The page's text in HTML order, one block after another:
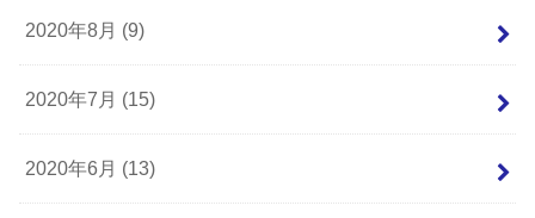
2020年8月 (9)
2020年7月 (15)
2020年6月 (13)